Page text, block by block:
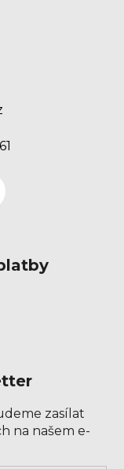
zasílat
na našem e-